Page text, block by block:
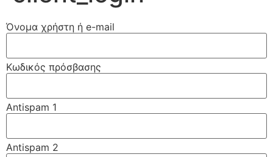
Όνομα χρήστη ή e-mail
Κωδικός πρόσβασης
Antispam 1
Antispam 2